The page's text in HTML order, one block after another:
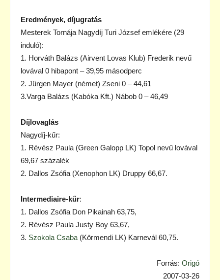
Eredmények, díjugratás
Mesterek Tornája Nagydíj Turi József emlékére (29
induló):
1. Horváth Balázs (Airvent Lovas Klub) Frederik nevű
lovával 0 hibapont – 39,95 másodperc
2. Jürgen Mayer (német) Zseni 0 – 44,61
3.Varga Balázs (Kabóka Kft.) Nábob 0 – 46,49
Díjlovaglás
Nagydíj-kűr:
1. Révész Paula (Green Galopp LK) Topol nevű lovával
69,67 százalék
2. Dallos Zsófia (Xenophon LK) Druppy 66,67.
Intermediaire-kűr:
1. Dallos Zsófia Don Pikainah 63,75,
2. Révész Paula Justy Boy 63,67,
3. Szokola Csaba (Körmendi LK) Karnevál 60,75.
Forrás: Origó
2007-03-26